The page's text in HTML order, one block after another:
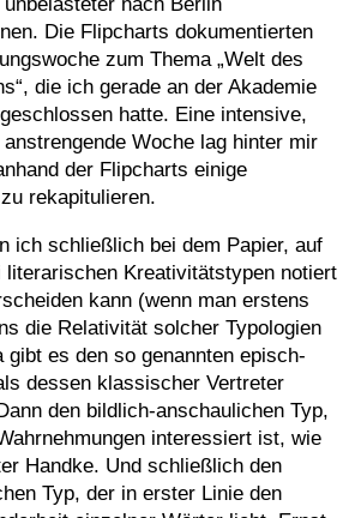
Die Flipcharts dokumentierten
zum Thema „Welt des
die ich gerade an der Akademie
hatte. Eine intensive,
Woche lag hinter mir
der Flipcharts einige
rekapitulieren.
ich schließlich bei dem Papier, auf
Kreativitätstypen notiert
kann (wenn man erstens
die Relativität solcher Typologien
gibt es den so genannten episch-
dessen klassischer Vertreter
den bildlich-anschaulichen Typ,
interessiert ist, wie
Handke. Und schließlich den
Typ, der in erster Linie den